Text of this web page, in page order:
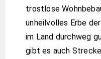
trostlose
unheilvolles Erbe
im Land durchweg
gibt es auch